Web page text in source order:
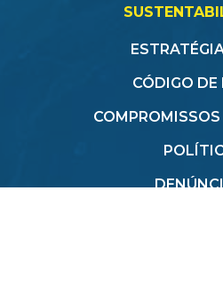
CÓDIGO DE